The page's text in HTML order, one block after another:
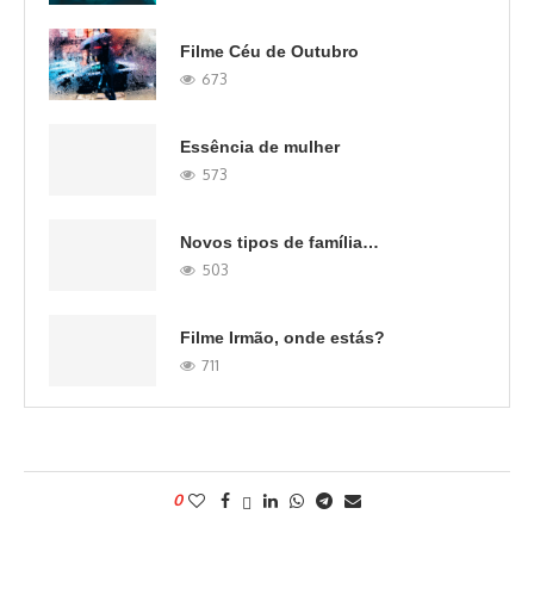
Filme Céu de Outubro
673
Essência de mulher
573
Novos tipos de família…
503
Filme Irmão, onde estás?
711
0